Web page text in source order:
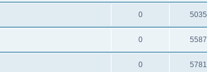
0 5035
0 5587
0 5781